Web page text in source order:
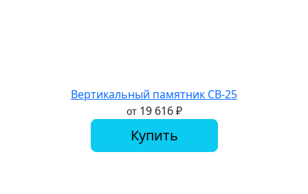
Вертикальный памятник СВ-25
от 19 616₽
Купить